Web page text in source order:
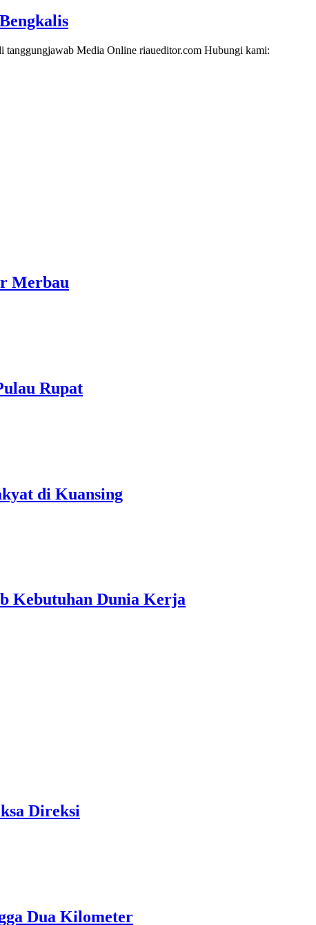
tanggungjawab Media Online riaueditor.com Hubungi kami:
Merbau
Rupat
di Kuansing
Kebutuhan Dunia Kerja
Direksi
Dua Kilometer